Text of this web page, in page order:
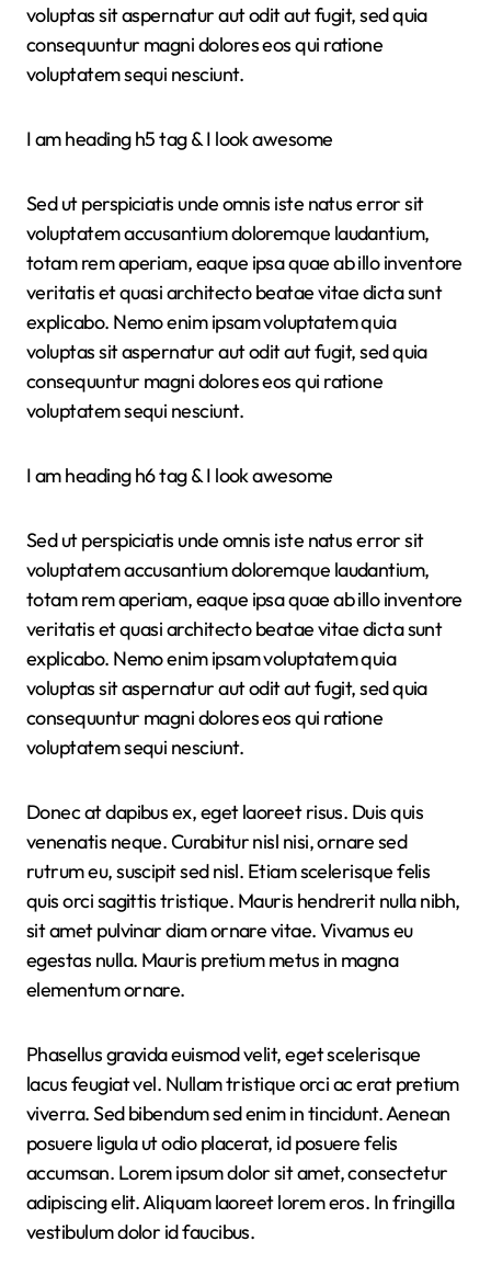
voluptas sit aspernatur aut odit aut fugit, sed quia
consequuntur magni dolores eos qui ratione
voluptatem sequi nesciunt.
I am heading h5 tag & I look awesome
Sed ut perspiciatis unde omnis iste natus error sit
voluptatem accusantium doloremque laudantium,
totam rem aperiam, eaque ipsa quae ab illo inventore
veritatis et quasi architecto beatae vitae dicta sunt
explicabo. Nemo enim ipsam voluptatem quia
voluptas sit aspernatur aut odit aut fugit, sed quia
consequuntur magni dolores eos qui ratione
voluptatem sequi nesciunt.
I am heading h6 tag & I look awesome
Sed ut perspiciatis unde omnis iste natus error sit
voluptatem accusantium doloremque laudantium,
totam rem aperiam, eaque ipsa quae ab illo inventore
veritatis et quasi architecto beatae vitae dicta sunt
explicabo. Nemo enim ipsam voluptatem quia
voluptas sit aspernatur aut odit aut fugit, sed quia
consequuntur magni dolores eos qui ratione
voluptatem sequi nesciunt.
Donec at dapibus ex, eget laoreet risus. Duis quis
venenatis neque. Curabitur nisl nisi, ornare sed
rutrum eu, suscipit sed nisl. Etiam scelerisque felis
quis orci sagittis tristique. Mauris hendrerit nulla nibh,
sit amet pulvinar diam ornare vitae. Vivamus eu
egestas nulla. Mauris pretium metus in magna
elementum ornare.
Phasellus gravida euismod velit, eget scelerisque
lacus feugiat vel. Nullam tristique orci ac erat pretium
viverra. Sed bibendum sed enim in tincidunt. Aenean
posuere ligula ut odio placerat, id posuere felis
accumsan. Lorem ipsum dolor sit amet, consectetur
adipiscing elit. Aliquam laoreet lorem eros. In fringilla
vestibulum dolor id faucibus.